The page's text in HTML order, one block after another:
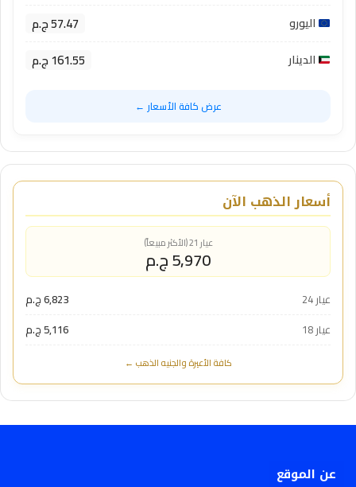
اليورو 57.47 ج.م
الدينار 161.55 ج.م
عرض كافة الأسعار ←
أسعار الذهب الآن
عيار 21 (الأكثر مبيعاً)
5,970 ج.م
عيار 24
6,823 ج.م
عيار 18
5,116 ج.م
كافة الأعيرة والجنيه الذهب ←
عن الموقع